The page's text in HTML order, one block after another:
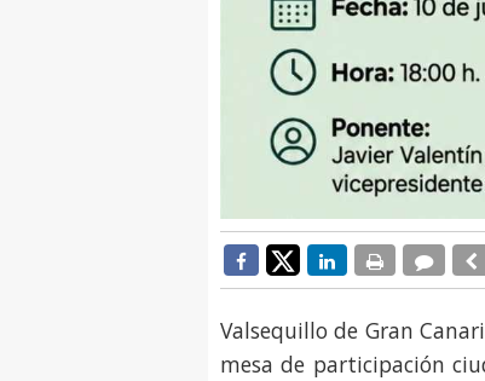
Valsequillo de Gran
mesa de participación